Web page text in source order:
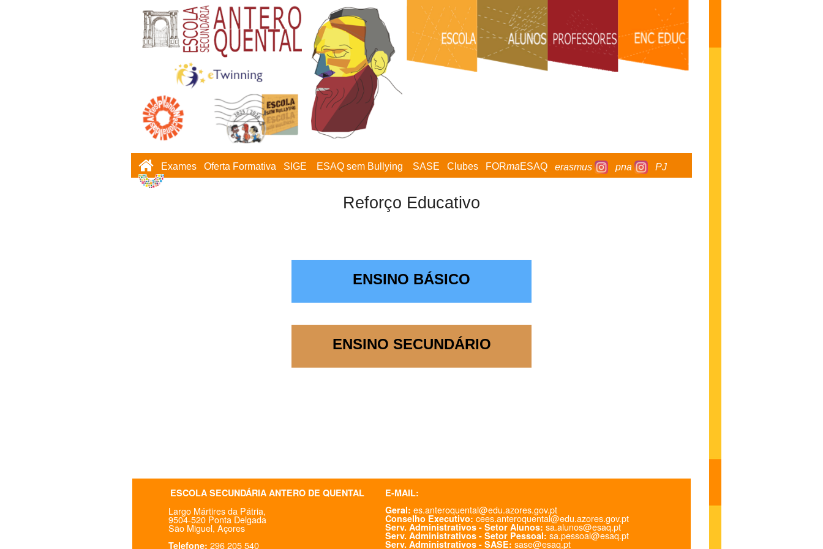
Exames Oferta Formativa SIGE ESAQ sem Bullying SASE Clubes FORmaESAQ erasmus pna PJ
Reforço Educativo
ENSINO BÁSICO
ENSINO SECUNDÁRIO
ESCOLA SECUNDÁRIA ANTERO DE QUENTAL
Largo Mártires da Pátria,
9504-520 Ponta Delgada
São Miguel, Açores
Telefone: 296 205 540
E-MAIL:
Geral: es.anteroquental@edu.azores.gov.pt
Conselho Executivo: cees.anteroquental@edu.azores.gov.pt
Serv. Administrativos - Setor Alunos: sa.alunos@esaq.pt
Serv. Administrativos - Setor Pessoal: sa.pessoal@esaq.pt
Serv. Administrativos - SASE: sase@esaq.pt